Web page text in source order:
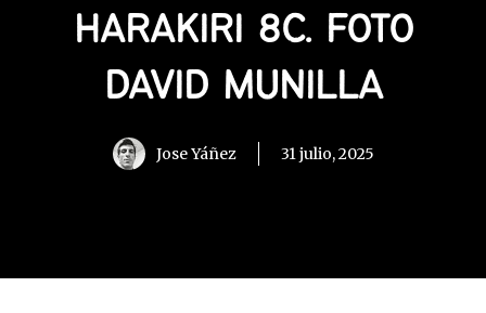
HARAKIRI 8C. FOTO
DAVID MUNILLA
Jose Yáñez 31 julio, 2025